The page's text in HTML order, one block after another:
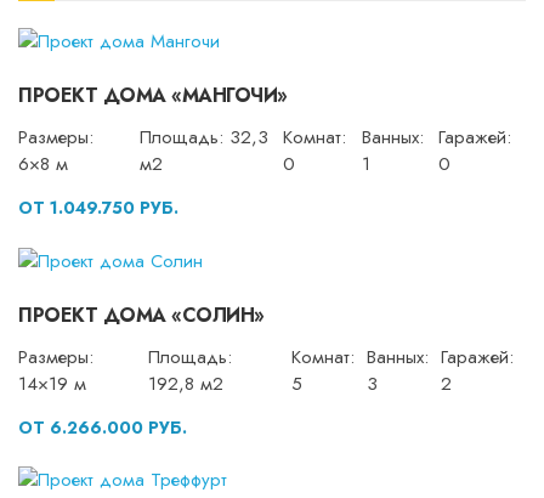
ПРОЕКТ ДОМА «МАНГОЧИ»
Размеры:
6×8 м
Площадь: 32,3
м2
Комнат:
0
Ванных:
1
Гаражей:
0
ОТ 1.049.750 РУБ.
ПРОЕКТ ДОМА «СОЛИН»
Размеры:
14×19 м
Площадь:
192,8 м2
Комнат:
5
Ванных:
3
Гаражей:
2
ОТ 6.266.000 РУБ.